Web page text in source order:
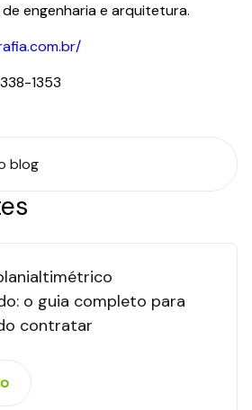
engenharia e arquitetura.
1353
o guia completo para
contratar